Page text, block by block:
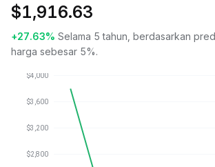
$1,916.63
+27.63% Selama 5 tahun, berdasarkan
harga sebesar 5%.